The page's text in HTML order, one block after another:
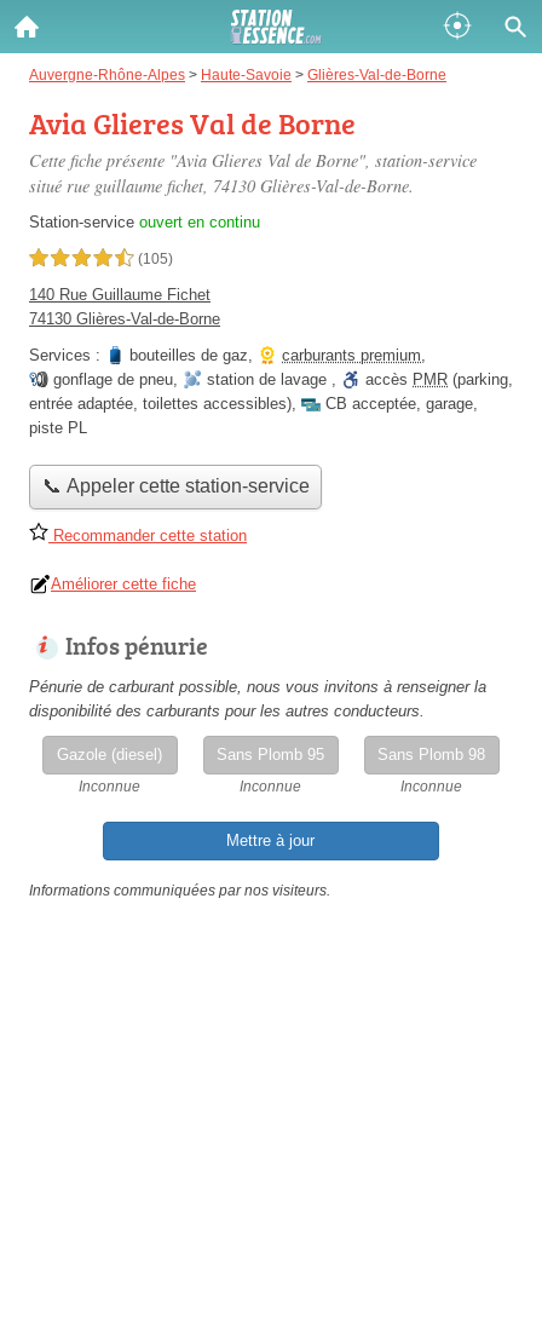
Auvergne-Rhône-Alpes > Haute-Savoie > Glières-Val-de-Borne
Avia Glieres Val de Borne
Cette fiche présente "Avia Glieres Val de Borne", station-service
situé rue guillaume fichet, 74130 Glières-Val-de-Borne.
Station-service ouvert en continu
4,5 étoiles sur 5 (105)
140 Rue Guillaume Fichet
74130 Glières-Val-de-Borne
Services :
bouteilles de gaz, carburants premium,
gonflage de pneu, station de lavage , accès PMR (parking,
entrée adaptée, toilettes accessibles), CB acceptée, garage,
piste PL
📞 Appeler cette station-service
Recommander cette station
Améliorer cette fiche
Infos pénurie
Pénurie de carburant possible, nous vous invitons à renseigner la
disponibilité des carburants pour les autres conducteurs.
Gazole (diesel)
Inconnue
Sans Plomb 95
Inconnue
Sans Plomb 98
Inconnue
Mettre à jour
Informations communiquées par nos visiteurs.
Gazole :
Disponible Épuisé
SP 98 :
Disponible
SP 95 :
Disponible